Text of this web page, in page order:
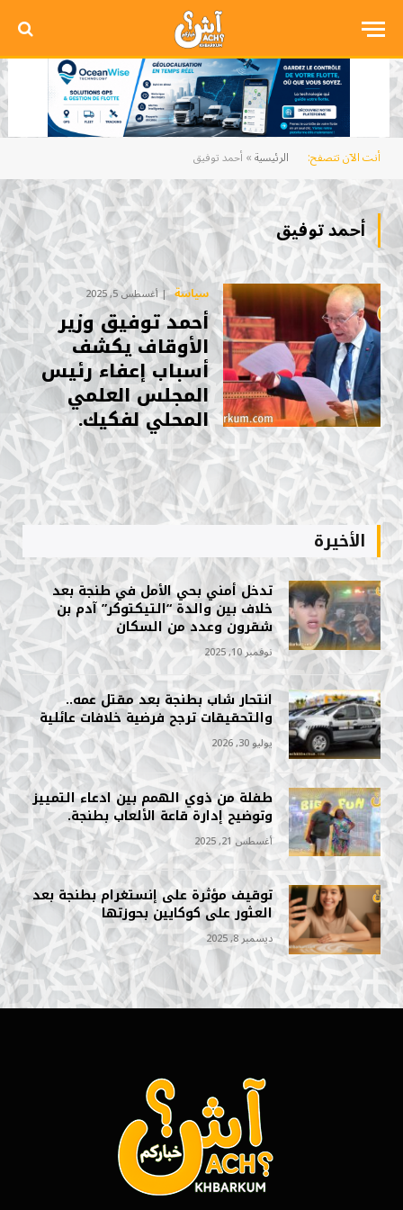
أنت الآن تتصفح: الرئيسية» أحمد توفيق
أحمد توفيق
سياسة أغسطس 5, 2025
أحمد توفيق وزير
الأوقاف يكشف
أسباب إعفاء رئيس
المجلس العلمي
المحلي لفكيك.
الأخيرة
تدخل أمني بحي الأمل في طنجة بعد
خلاف بين والدة “التيكتوكر” آدم بن
شقرون وعدد من السكان
نوفمبر 10, 2025
انتحار شاب بطنجة بعد مقتل عمه..
والتحقيقات ترجح فرضية خلافات عائلية
يوليو 30, 2026
طفلة من ذوي الهمم بين ادعاء التمييز
وتوضيح إدارة قاعة الألعاب بطنجة.
أغسطس 21, 2025
توقيف مؤثرة على إنستغرام بطنجة بعد
العثور على كوكايين بحوزتها
ديسمبر 8, 2025